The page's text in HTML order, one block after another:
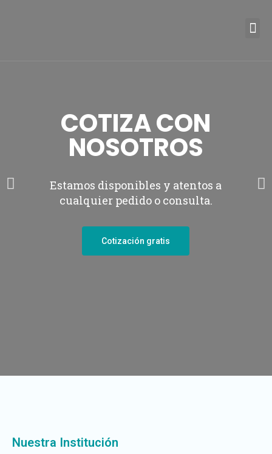
COTIZA CON
NOSOTROS
Estamos disponibles y atentos a
cualquier pedido o consulta.
Cotización gratis
Nuestra Institución